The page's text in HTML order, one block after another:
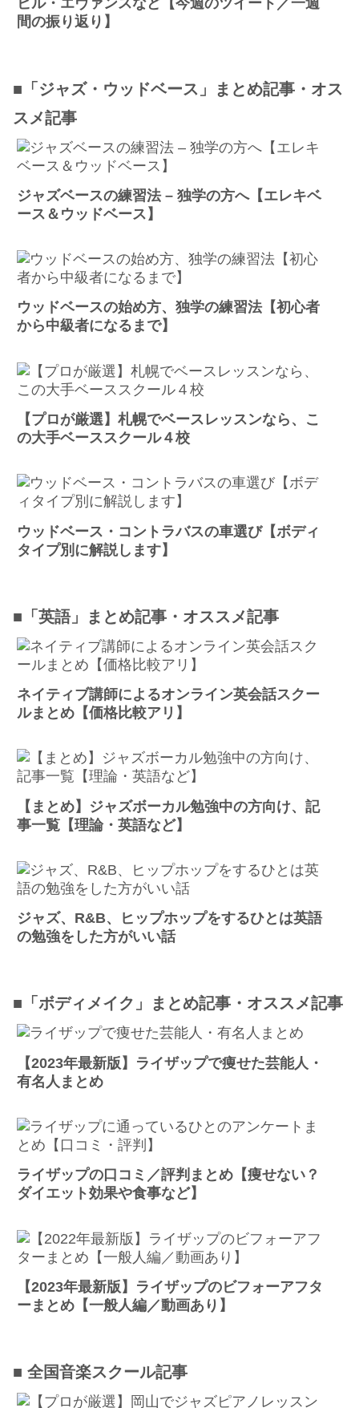
ビル・エヴァンスなど【今週のツイート／一週
間の振り返り】
■「ジャズ・ウッドベース」まとめ記事・オス
スメ記事
ジャズベースの練習法 – 独学の方へ【エレキベ
ース＆ウッドベース】
ウッドベースの始め方、独学の練習法【初心者
から中級者になるまで】
【プロが厳選】札幌でベースレッスンなら、こ
の大手ベーススクール４校
ウッドベース・コントラバスの車選び【ボディ
タイプ別に解説します】
■「英語」まとめ記事・オススメ記事
ネイティブ講師によるオンライン英会話スクー
ルまとめ【価格比較アリ】
【まとめ】ジャズボーカル勉強中の方向け、記
事一覧【理論・英語など】
ジャズ、R&B、ヒップホップをするひとは英語
の勉強をした方がいい話
■「ボディメイク」まとめ記事・オススメ記事
【2023年最新版】ライザップで痩せた芸能人・
有名人まとめ
ライザップの口コミ／評判まとめ【痩せない？
ダイエット効果や食事など】
【2023年最新版】ライザップのビフォーアフタ
ーまとめ【一般人編／動画あり】
■ 全国音楽スクール記事